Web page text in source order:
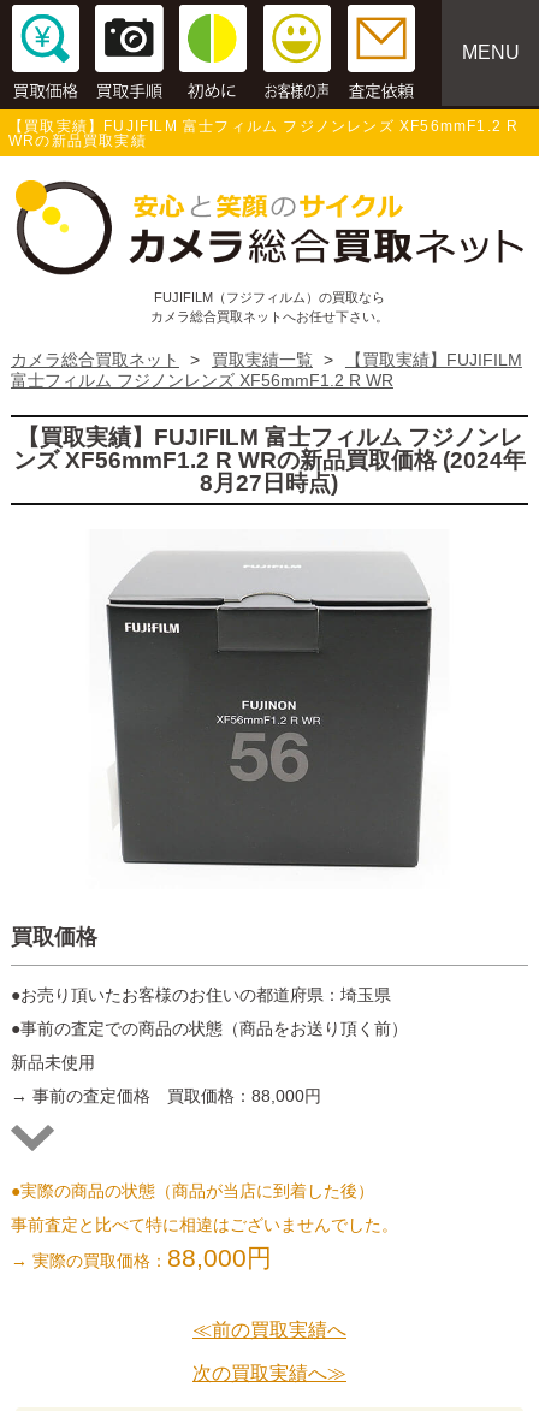
MENU
【買取実績】FUJIFILM 富士フィルム フジノンレンズ XF56mmF1.2 R
WRの新品買取実績
FUJIFILM（フジフィルム）の買取なら
カメラ総合買取ネットへお任せ下さい。
カメラ総合買取ネット > 買取実績一覧 >
【買取実績】FUJIFILM
富士フィルム フジノンレンズ XF56mmF1.2 R WR
【買取実績】FUJIFILM 富士フィルム フジノンレ
ンズ XF56mmF1.2 R WRの新品買取価格 (2024年
8月27日時点)
買取価格
●お売り頂いたお客様のお住いの都道府県：埼玉県
●事前の査定での商品の状態（商品をお送り頂く前）
新品未使用
→ 事前の査定価格 買取価格：88,000円
●実際の商品の状態（商品が当店に到着した後）
事前査定と比べて特に相違はございませんでした。
→ 実際の買取価格： 88,000円
≪前の買取実績へ
次の買取実績へ≫